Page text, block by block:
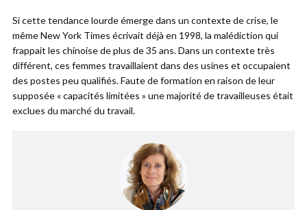
Si cette tendance lourde émerge dans un contexte de crise, le
même New York Times écrivait déjà en 1998, la malédiction qui
frappait les chinoise de plus de 35 ans. Dans un contexte très
différent, ces femmes travaillaient dans des usines et occupaient
des postes peu qualifiés. Faute de formation en raison de leur
supposée « capacités limitées » une majorité de travailleuses était
exclues du marché du travail.